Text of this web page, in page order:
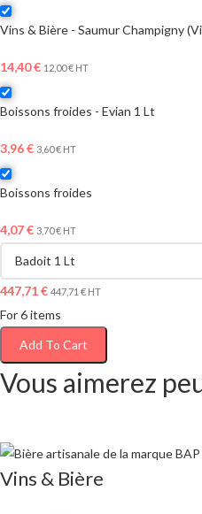
Vins & Bière - Saumur Champigny
14,40€ 12,00€ HT
Boissons froides - Evian 1 Lt
3,96€ 3,60€ HT
Boissons froides
4,07€ 3,70€ HT
447,71€ 447,71 € HT
For 6 items
Add To Cart
Vous aimerez
Vins & Bière